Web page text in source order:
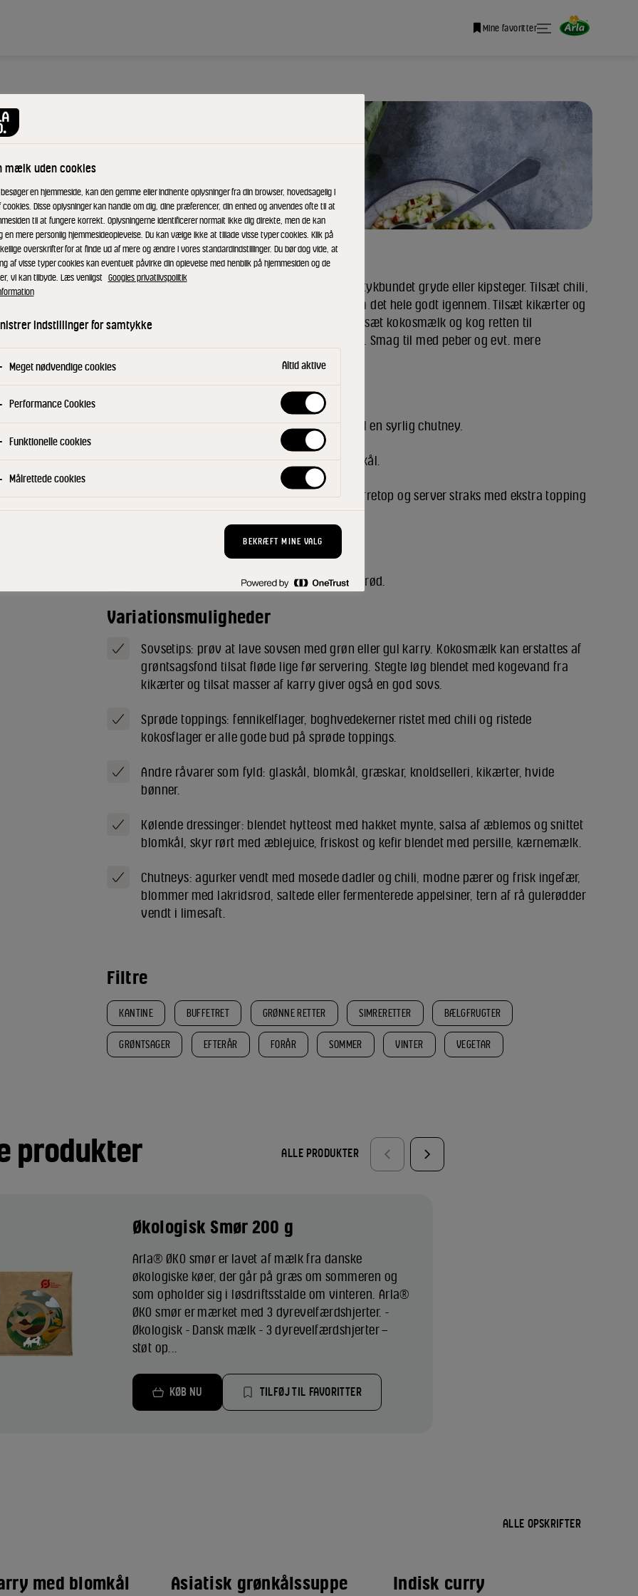
Mine favoritter
serveret
Rist kartofler, kålrabi og porrer i smør i en tykbundet gryde eller kipsteger. Tilsæt chili,
hvidløg, karrypasta og fiskesauce og varm det hele godt igennem. Tilsæt kikærter og
fond og kog retten i ca. 5 min. uden låg. Tilsæt kokosmælk og kog retten til
grøntsagerne er møre og sovsen tyknet let. Smag til med peber og evt. mere
Bland æble, glaskål, eddike og koriander til en syrlig chutney.
Anret i dybe tallerkener eller en stor, flad skål.
Top op med chutney, hytteost og sprød porretop og server straks med ekstra topping
ved siden af.
Serveringsforslag
Server fx med stegte ris eller grillet, groft brød.
Variationsmuligheder
Sovsetips: prøv at lave sovsen med grøn eller gul karry. Kokosmælk kan erstattes af
grøntsagsfond tilsat fløde lige før servering. Stegte løg blendet med kogevand fra
kikærter og tilsat masser af karry giver også en god sovs.
Sprøde toppings: fennikelflager, boghvedekerner ristet med chili og ristede
kokosflager er alle gode bud på sprøde toppings.
Andre råvarer som fyld: glaskål, blomkål, græskar, knoldselleri, kikærter, hvide
bønner.
Kølende dressinger: blendet hytteost med hakket mynte, salsa af æblemos og snittet
blomkål, skyr rørt med æblejuice, friskost og kefir blendet med persille, kærnemælk.
Chutneys: agurker vendt med mosede dadler og chili, modne pærer og frisk ingefær,
blommer med lakridsrod, saltede eller fermenterede appelsiner, tern af rå gulerødder
vendt i limesaft.
Filtre
KANTINE BUFFETRET GRØNNE RETTER SIMRERETTER BÆLGFRUGTER
GRØNTSAGER EFTERÅR FORÅR SOMMER VINTER VEGETAR
produkter ALLE PRODUKTER
Økologisk Smør 200 g
Arla® ØKO smør er lavet af mælk fra danske
økologiske køer, der går på græs om sommeren og
som opholder sig i løsdriftsstalde om vinteren. Arla®
ØKO smør er mærket med 3 dyrevelfærdshjerter. -
Økologisk - Dansk mælk - 3 dyrevelfærdshjerter –
støt op...
KØB NU TILFØJ TIL FAVORITTER
ALLE OPSKRIFTER
med blomkål
Asiatisk grønkålssuppe Indisk curry
mælk uden cookies
en hjemmeside, kan den gemme eller indhente oplysninger fra din browser, hovedsagelig i
cookies. Disse oplysninger kan handle om dig, dine præferencer, din enhed og anvendes ofte til at
til at fungere korrekt. Oplysningerne identificerer normalt ikke dig direkte, men de kan
en mere personlig hjemmesideoplevelse. Du kan vælge ikke at tillade visse typer cookies. Klik på
overskrifter for at finde ud af mere og ændre i vores standardindstillinger. Du bør dog vide, at
af visse typer cookies kan eventuelt påvirke din oplevelse med henblik på hjemmesiden og de
vi kan tilbyde. Læs venligst Googles privatlivspolitik
indstillinger for samtykke
Meget nødvendige cookies Altid aktive
Performance Cookies
Funktionelle cookies
Målrettede cookies
BEKRÆFT MINE VALG